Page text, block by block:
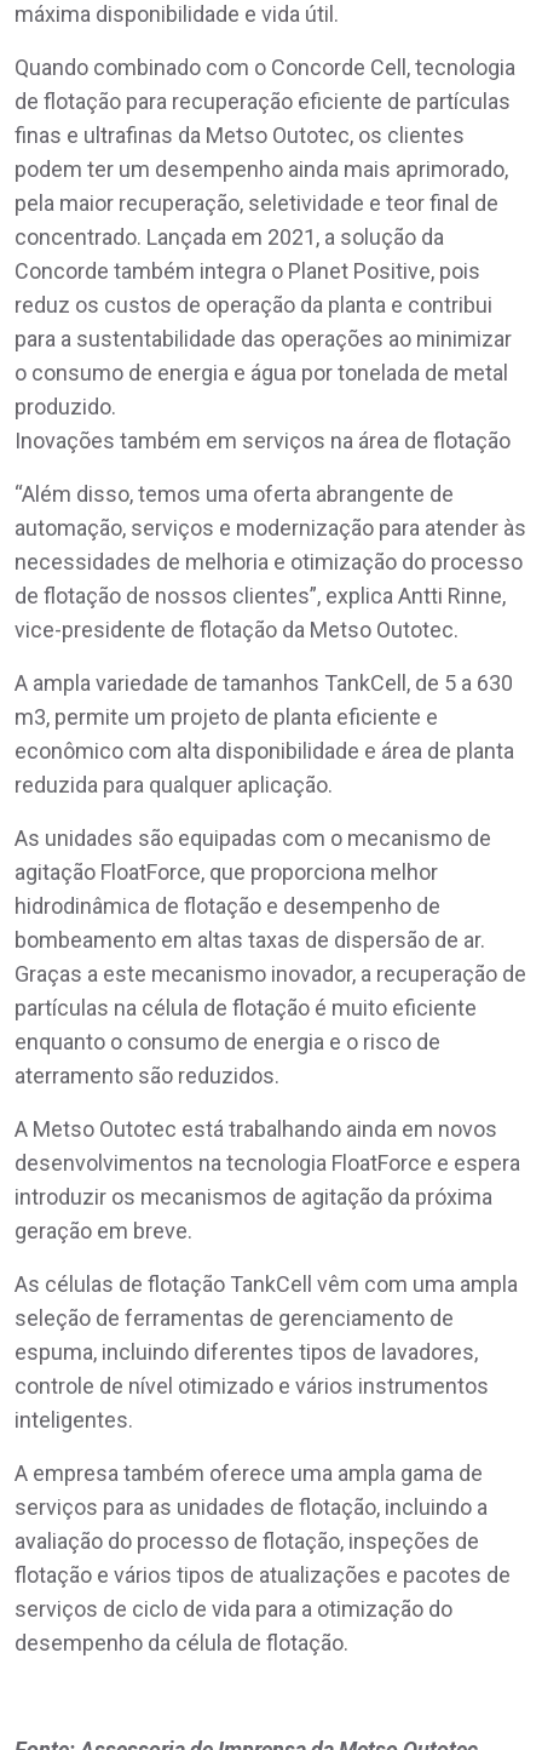
máxima disponibilidade e vida útil.
Quando combinado com o Concorde Cell, tecnologia
de flotação para recuperação eficiente de partículas
finas e ultrafinas da Metso Outotec, os clientes
podem ter um desempenho ainda mais aprimorado,
pela maior recuperação, seletividade e teor final de
concentrado. Lançada em 2021, a solução da
Concorde também integra o Planet Positive, pois
reduz os custos de operação da planta e contribui
para a sustentabilidade das operações ao minimizar
o consumo de energia e água por tonelada de metal
produzido.
Inovações também em serviços na área de flotação
“Além disso, temos uma oferta abrangente de
automação, serviços e modernização para atender às
necessidades de melhoria e otimização do processo
de flotação de nossos clientes”, explica Antti Rinne,
vice-presidente de flotação da Metso Outotec.
A ampla variedade de tamanhos TankCell, de 5 a 630
m3, permite um projeto de planta eficiente e
econômico com alta disponibilidade e área de planta
reduzida para qualquer aplicação.
As unidades são equipadas com o mecanismo de
agitação FloatForce, que proporciona melhor
hidrodinâmica de flotação e desempenho de
bombeamento em altas taxas de dispersão de ar.
Graças a este mecanismo inovador, a recuperação de
partículas na célula de flotação é muito eficiente
enquanto o consumo de energia e o risco de
aterramento são reduzidos.
A Metso Outotec está trabalhando ainda em novos
desenvolvimentos na tecnologia FloatForce e espera
introduzir os mecanismos de agitação da próxima
geração em breve.
As células de flotação TankCell vêm com uma ampla
seleção de ferramentas de gerenciamento de
espuma, incluindo diferentes tipos de lavadores,
controle de nível otimizado e vários instrumentos
inteligentes.
A empresa também oferece uma ampla gama de
serviços para as unidades de flotação, incluindo a
avaliação do processo de flotação, inspeções de
flotação e vários tipos de atualizações e pacotes de
serviços de ciclo de vida para a otimização do
desempenho da célula de flotação.